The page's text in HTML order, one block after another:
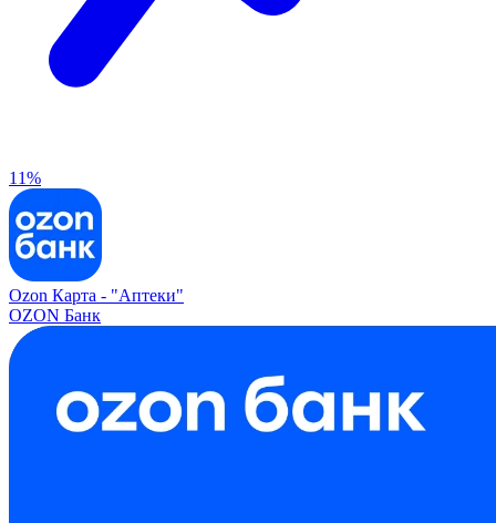
11%
Ozon Карта - "Аптеки"
OZON Банк